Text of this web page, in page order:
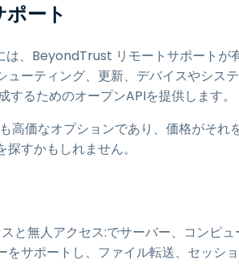
ート
、BeyondTrust リモートサポートが
ーティング、更新、デバイスやシス
るためのオープンAPIを提供します。
価なオプションであり、価格がそれ
すかもしれません。
と無人アクセス:でサーバー、コンピ
をサポートし、ファイル転送、セッシ